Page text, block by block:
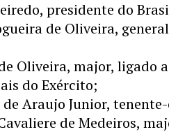
presidente do
de Oliveira,
Oliveira, major, ligado
do Exército;
Araujo Junior,
de Medeiros,